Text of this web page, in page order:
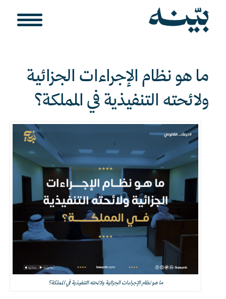
ما هو نظام الإجراءات الجزائية
ولائحته التنفيذية في المملكة؟
ما هو نظام الإجراءات الجزائية ولائحته التنفيذية في المملكة؟